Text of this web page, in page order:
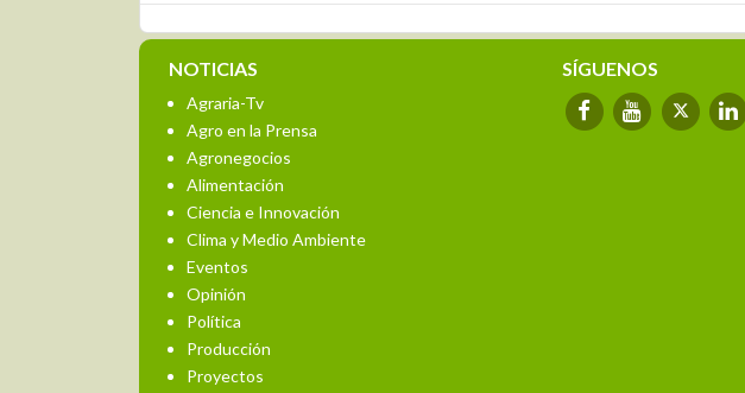
NOTICIAS
Agraria-Tv
Agro en la Prensa
Agronegocios
Alimentación
Ciencia e Innovación
Clima y Medio Ambiente
Eventos
Opinión
Política
Producción
Proyectos
SÍGUENOS